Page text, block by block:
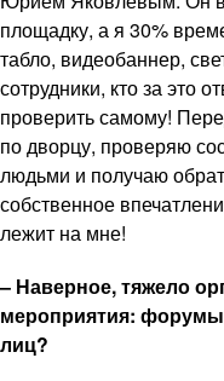
площадку, а я 30%
табло, видеобаннер,
сотрудники, кто за это
проверить самому!
по дворцу, проверяю
людьми и получаю
собственное
лежит на мне!
– Наверное, тяжело
мероприятия:
лиц?